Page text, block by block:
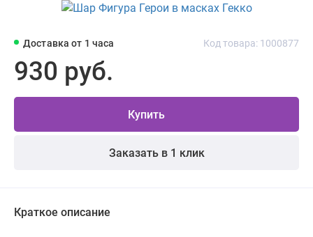
Доставка от 1 часа Код товара: 1000877
930 руб.
Купить
Заказать в 1 клик
Краткое описание